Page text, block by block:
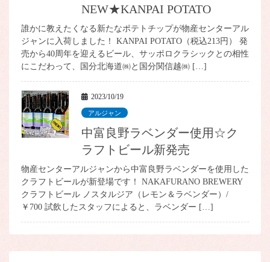
NEW★KANPAI POTATO
誰かに教えたくなる新たなポテトチップが物産センターアル
ジャンに入荷しました！ KANPAI POTATO（税込213円） 発
売から40周年を迎えるビール、サッポロクラシックとの相性
にこだわって、国分北海道㈱と国分関信越㈱ […]
2023/10/19
アルジャン
中富良野ラベンダー使用☆ク
ラフトビール新発売
物産センターアルジャンから中富良野ラベンダーを使用した
クラフトビールが新登場です！ NAKAFURANO BREWERY
クラフトビール ノスタルジア（レモン＆ラベンダー）/
￥700 試飲したスタッフによると、ラベンダー […]